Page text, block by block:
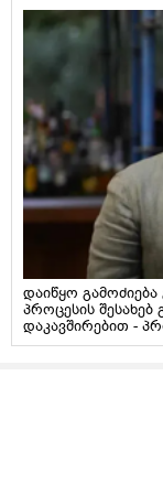
დაიწყო
პროცესის შესახებ
დაკავშირებით -